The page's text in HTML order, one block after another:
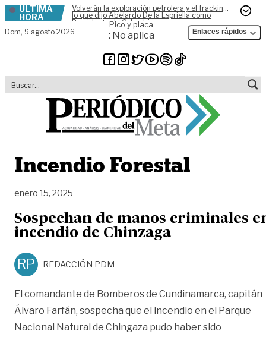
Skip to content
ÚLTIMA
HORA
Volverán la exploración petrolera y el fracking,
lo que dijo Abelardo De la Espriella como
Presidente de Colombia
Dom, 9 agosto 2026
Pico y placa
: No aplica Enlaces rápidos
Incendio Forestal
enero 15, 2025
Sospechan de manos criminales
incendio de Chinzaga
RP REDACCIÓN PDM
El comandante de Bomberos de Cundinamarca, capitán
Álvaro Farfán, sospecha que el incendio en el Parque
Nacional Natural de Chingaza pudo haber sido